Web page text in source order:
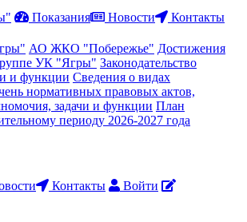
Показания Новости Контакты
АО ЖКО "Побережье" Достижения
УК "Ягры" Законодательство
и функции Сведения о видах
нормативных правовых актов,
задачи и функции План
периоду 2026-2027 года
Контакты
Войти